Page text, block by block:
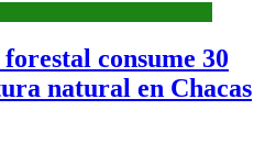
consume 30
natural en Chacas